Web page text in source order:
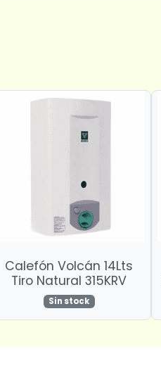
Calefón Volcán 14Lts
Tiro Natural 315KRV
Sin stock